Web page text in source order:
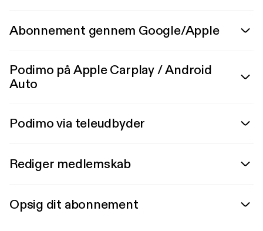
Abonnement gennem Google/Apple
Podimo på Apple Carplay / Android
Auto
Podimo via teleudbyder
Rediger medlemskab
Opsig dit abonnement